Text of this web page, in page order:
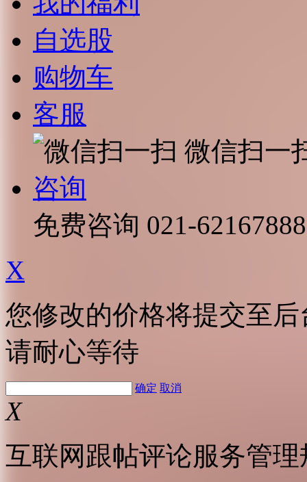
自选股
购物车
客服
微信扫一
咨询
免费咨询 021-62167888
X
您修改的价格将提交至
请耐心等待
确定 取消
X
互联网跟帖评论服务管理